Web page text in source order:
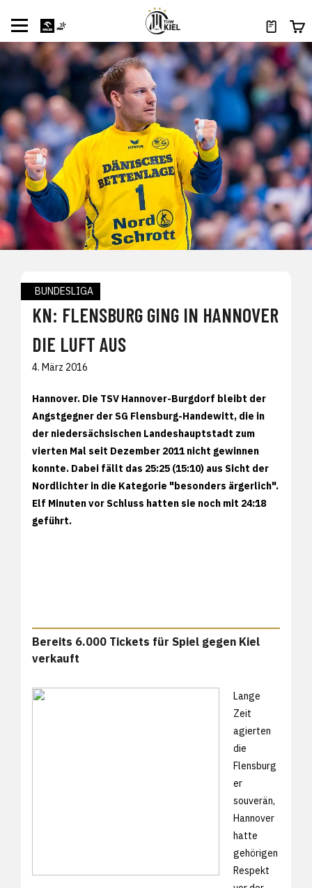
BUNDESLIGA
KN: FLENSBURG GING IN HANNOVER
DIE LUFT AUS
4. März 2016
Hannover. Die TSV Hannover-Burgdorf bleibt der
Angstgegner der SG Flensburg-Handewitt, die in
der niedersächsischen Landeshauptstadt zum
vierten Mal seit Dezember 2011 nicht gewinnen
konnte. Dabei fällt das 25:25 (15:10) aus Sicht der
Nordlichter in die Kategorie "besonders ärgerlich".
Elf Minuten vor Schluss hatten sie noch mit 24:18
geführt.
Bereits 6.000 Tickets für Spiel gegen Kiel
verkauft
Lange
Zeit
agierten
die
Flensburg
er
souverän,
Hannover
hatte
gehörigen
Respekt